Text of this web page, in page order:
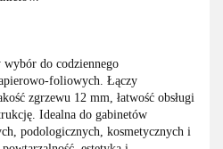
do codziennego
foliowych. Łączy
zgrzewu 12 mm, łatwość obsługi
Idealna do gabinetów
podologicznych, kosmetycznych i